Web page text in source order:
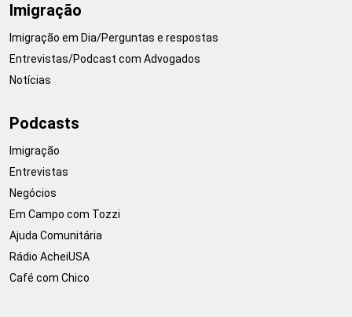
Imigração
Imigração em Dia/Perguntas e respostas
Entrevistas/Podcast com Advogados
Notícias
Podcasts
Imigração
Entrevistas
Negócios
Em Campo com Tozzi
Ajuda Comunitária
Rádio AcheiUSA
Café com Chico